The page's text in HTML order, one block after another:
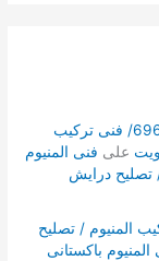
فنى المنيوم أبواب شبابيك درايش الكويت/69621887/ فنى تركيب
على فنى المنيوم
/ تصليح درايش
حولى/69621887/ فنى تركيب المنيوم / تصليح
المنيوم باكستانى